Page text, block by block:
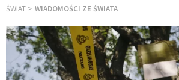
ŚWIAT WIADOMOŚCI ZE ŚWIATA